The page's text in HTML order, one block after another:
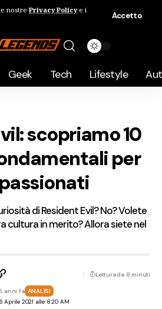
nostre Privacy Policye i
Accetto
Geek Tech Lifestyle
scopriamo 10
per
di Resident Evil? No? Volete
cultura in merito? Allora siete nel
Aprile 2021 alle 8:20 AM
anni fa ANALISI
Lettura da 8 minuti